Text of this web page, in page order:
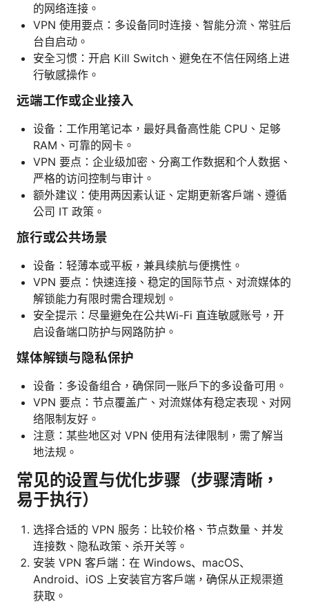
的网络连接。
VPN 使用要点：多设备同时连接、智能分流、常驻后
台自启动。
安全习惯：开启 Kill Switch、避免在不信任网络上进
行敏感操作。
远端工作或企业接入
设备：工作用笔记本，最好具备高性能 CPU、足够
RAM、可靠的网卡。
VPN 要点：企业级加密、分离工作数据和个人数据、
严格的访问控制与审计。
额外建议：使用两因素认证、定期更新客户端、遵循
公司 IT 政策。
旅行或公共场景
设备：轻薄本或平板，兼具续航与便携性。
VPN 要点：快速连接、稳定的国际节点、对流媒体的
解锁能力有限时需合理规划。
安全提示：尽量避免在公共Wi-Fi 直连敏感账号，开
启设备端口防护与网路防护。
媒体解锁与隐私保护
设备：多设备组合，确保同一账户下的多设备可用。
VPN 要点：节点覆盖广、对流媒体有稳定表现、对网
络限制友好。
注意：某些地区对 VPN 使用有法律限制，需了解当
地法规。
常见的设置与优化步骤（步骤清晰，
易于执行）
选择合适的 VPN 服务：比较价格、节点数量、并发
连接数、隐私政策、杀开关等。
安装 VPN 客户端：在 Windows、macOS、
Android、iOS 上安装官方客户端，确保从正规渠道
获取。